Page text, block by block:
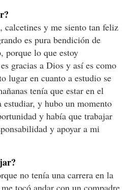
calcetines y me siento tan feliz
es pura bendición de
porque lo que estoy
gracias a Dios y así es como
lugar en cuanto a estudio se
tenía que estar en el
estudiar, y hubo un momento
y había que trabajar
y apoyar a mi
no tenía una carrera en la
tocó andar con un compadre